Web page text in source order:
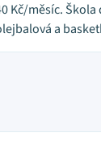
Kč/měsíc.
a